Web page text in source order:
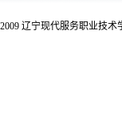
辽宁现代服务职业技